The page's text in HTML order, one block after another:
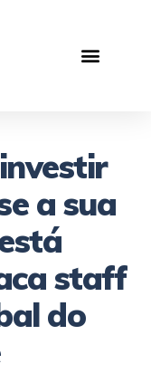
a sua
staff
do